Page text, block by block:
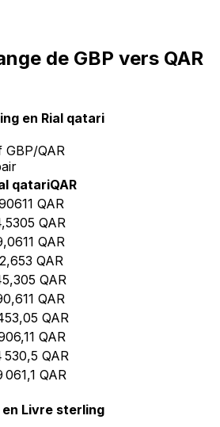
de GBP vers QAR
en Rial qatari
QAR
qatariQAR
QAR
QAR
QAR
QAR
QAR
QAR
QAR
QAR
530,5 QAR
061,1 QAR
Livre sterling